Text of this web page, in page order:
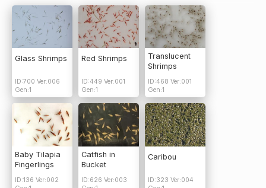
Glass Shrimps
ID:700 Ver:006
Gen:1
Red Shrimps
ID:449 Ver:001
Gen:1
Translucent
Shrimps
ID:468 Ver:001
Gen:1
Baby Tilapia
Fingerlings
ID:136 Ver:002
Catfish in
Bucket
ID:626 Ver:003
Caribou
ID:323 Ver:004